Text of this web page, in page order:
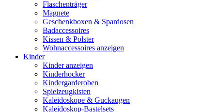
Flaschenträger
Magnete
Geschenkboxen & Spardosen
Badaccessoires
Kissen & Polster
Wohnaccessoires anzeigen
Kinder
Kinder anzeigen
Kinderhocker
Kindergarderoben
Spielzeugkisten
Kaleidoskope & Guckaugen
Kaleidoskop-Bastelsets